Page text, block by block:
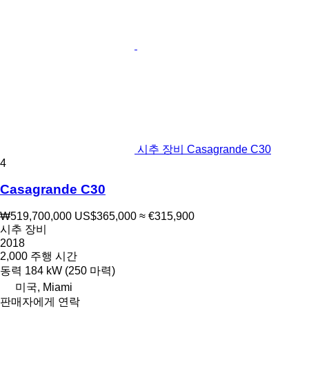
시추 장비 Casagrande C30
4
Casagrande C30
₩519,700,000 US$365,000 ≈ €315,900
시추 장비
2018
2,000 주행 시간
동력 184 kW (250 마력)
미국, Miami
판매자에게 연락